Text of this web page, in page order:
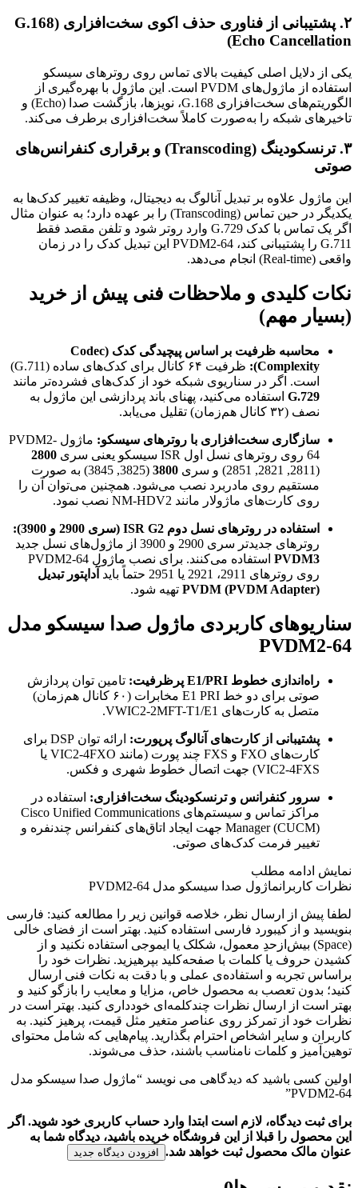
۲. پشتیبانی از فناوری حذف اکوی سخت‌افزاری (G.168
Echo Cancellation)
یکی از دلایل اصلی کیفیت بالای تماس روی روترهای سیسکو
استفاده از ماژول‌های PVDM است. این ماژول با بهره‌گیری از
الگوریتم‌های سخت‌افزاری G.168، نویزها، بازگشت صدا (Echo) و
تاخیرهای شبکه را به‌صورت کاملاً سخت‌افزاری برطرف می‌کند.
۳. ترنسکودینگ (Transcoding) و برقراری کنفرانس‌های
صوتی
این ماژول علاوه بر تبدیل آنالوگ به دیجیتال، وظیفه تغییر کدک‌ها به
یکدیگر در حین تماس (Transcoding) را بر عهده دارد؛ به عنوان مثال
اگر یک تماس با کدک G.729 وارد روتر شود و تلفن مقصد فقط
G.711 را پشتیبانی کند، PVDM2-64 این تبدیل کدک را در زمان
واقعی (Real-time) انجام می‌دهد.
نکات کلیدی و ملاحظات فنی پیش از خرید
(بسیار مهم)
محاسبه ظرفیت بر اساس پیچیدگی کدک (Codec
Complexity):
ظرفیت ۶۴ کانال برای کدک‌های ساده (G.711)
است. اگر در سناریوی شبکه خود از کدک‌های فشرده‌تر مانند
G.729 استفاده می‌کنید، پهنای باند پردازشی این ماژول به
نصف (۳۲ کانال هم‌زمان) تقلیل می‌یابد.
سازگاری سخت‌افزاری با روترهای سیسکو:
ماژول PVDM2-
64 روی روترهای نسل اول ISR سیسکو یعنی سری
2800
(2811, 2821, 2851) و سری
3800
(3825, 3845) به صورت
مستقیم روی مادربرد نصب می‌شود. همچنین می‌توان آن را
روی کارت‌های ماژولار مانند NM-HDV2 نصب نمود.
استفاده در روترهای نسل دوم ISR G2 (سری 2900 و 3900):
روترهای جدیدتر سری 2900 و 3900 از ماژول‌های نسل جدید
PVDM3
استفاده می‌کنند. برای نصب ماژول PVDM2-64
روی روترهای 2911، 2921 یا 2951 حتماً باید
آداپتور تبدیل
PVDM (PVDM Adapter) تهیه شود.
سناریوهای کاربردی ماژول صدا سیسکو مدل
PVDM2-64
راه‌اندازی خطوط E1/PRI پرظرفیت:
تامین توان پردازش
صوتی برای دو خط E1 PRI مخابرات (۶۰ کانال هم‌زمان)
متصل به کارت‌های VWIC2-2MFT-T1/E1.
پشتیبانی از کارت‌های آنالوگ پرپورت:
ارائه توان DSP برای
کارت‌های FXO و FXS چند پورت (مانند VIC2-4FXO یا
VIC2-4FXS) جهت اتصال خطوط شهری و فکس.
سرور کنفرانس و ترنسکودینگ سخت‌افزاری: استفاده در
مراکز تماس و سیستم‌های Cisco Unified Communications
Manager (CUCM) جهت ایجاد اتاق‌های کنفرانس چندنفره و
تغییر فرمت کدک‌های صوتی.
نمایش ادامه مطلب
نظرات کاربرانماژول صدا سیسکو مدل PVDM2-64
لطفا پیش از ارسال نظر، خلاصه قوانین زیر را مطالعه کنید: فارسی
بنویسید و از کیبورد فارسی استفاده کنید. بهتر است از فضای خالی
(Space) بیش‌از‌حدِ معمول، شکلک یا ایموجی استفاده نکنید و از
کشیدن حروف یا کلمات با صفحه‌کلید بپرهیزید. نظرات خود را
براساس تجربه و استفاده‌ی عملی و با دقت به نکات فنی ارسال
کنید؛ بدون تعصب به محصول خاص، مزایا و معایب را بازگو کنید و
بهتر است از ارسال نظرات چندکلمه‌‌ای خودداری کنید. بهتر است در
نظرات خود از تمرکز روی عناصر متغیر مثل قیمت، پرهیز کنید. به
کاربران و سایر اشخاص احترام بگذارید. پیام‌هایی که شامل محتوای
توهین‌آمیز و کلمات نامناسب باشند، حذف می‌شوند.
اولین کسی باشید که دیدگاهی می نویسد “ماژول صدا سیسکو مدل
PVDM2-64”
برای ثبت دیدگاه، لازم است ابتدا وارد حساب کاربری خود شوید. اگر
این محصول را قبلا از این فروشگاه خریده باشید، دیدگاه شما به
عنوان مالک محصول ثبت خواهد شد. افزودن دیدگاه جدید